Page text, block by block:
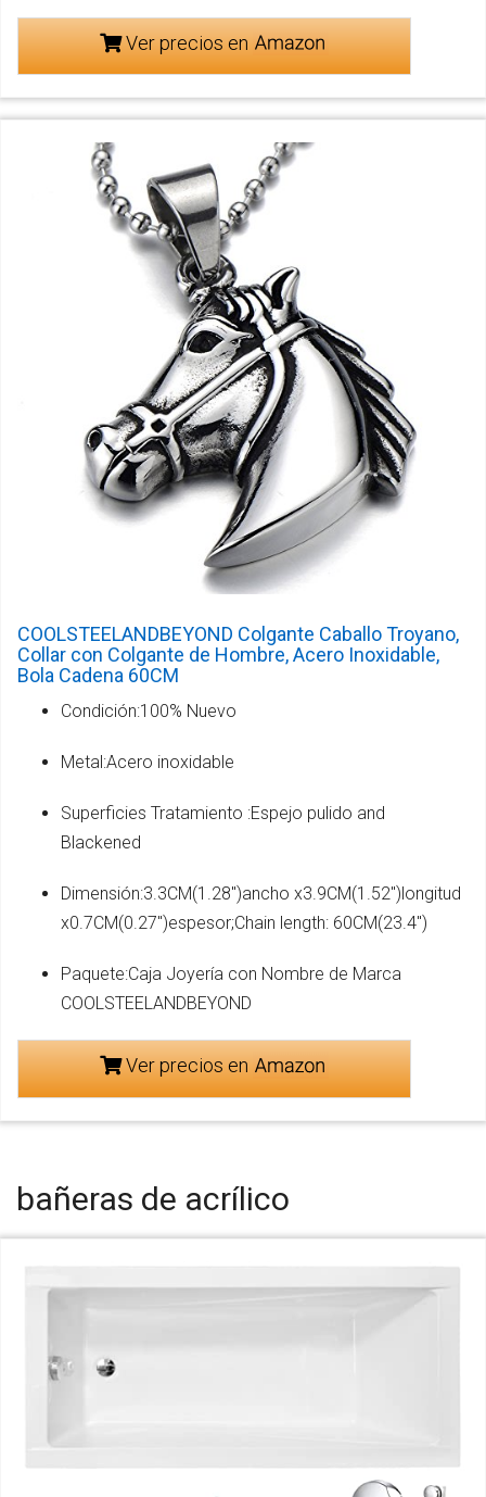
Ver precios en
COOLSTEELANDBEYOND Colgante Caballo Troyano,
Collar con Colgante de Hombre, Acero Inoxidable,
Bola Cadena 60CM
Condición:100% Nuevo
Metal:Acero inoxidable
Superficies Tratamiento :Espejo pulido and
Blackened
Dimensión:3.3CM(1.28")ancho x3.9CM(1.52")longitud
x0.7CM(0.27")espesor;Chain length: 60CM(23.4")
Paquete:Caja Joyería con Nombre de Marca
COOLSTEELANDBEYOND
Ver precios en
bañeras de acrílico